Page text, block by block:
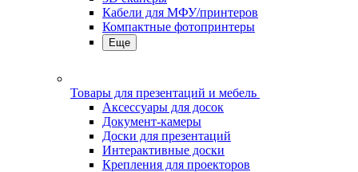
Кабели для МФУ/принтеров
Компактные фотопринтеры
Еще
Товары для презентаций и мебель
Аксессуары для досок
Документ-камеры
Доски для презентаций
Интерактивные доски
Крепления для проекторов